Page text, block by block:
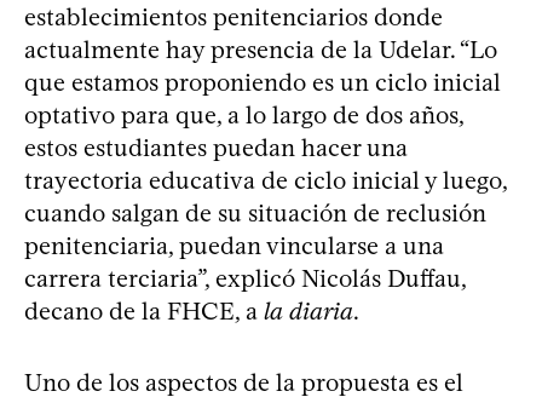
establecimientos penitenciarios donde
actualmente hay presencia de la Udelar. “Lo
que estamos proponiendo es un ciclo inicial
optativo para que, a lo largo de dos años,
estos estudiantes puedan hacer una
trayectoria educativa de ciclo inicial y luego,
cuando salgan de su situación de reclusión
penitenciaria, puedan vincularse a una
carrera terciaria”, explicó Nicolás Duffau,
decano de la FHCE, a la diaria.
Uno de los aspectos de la propuesta es el